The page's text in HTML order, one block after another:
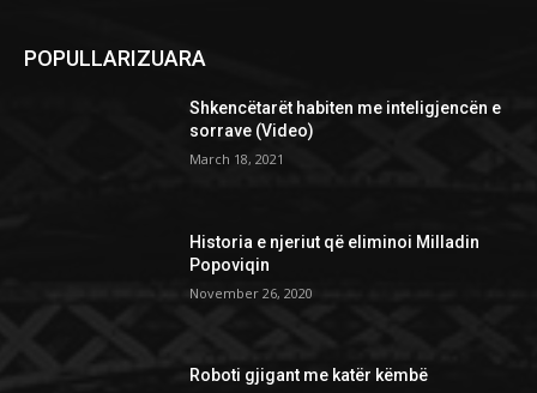
POPULLARIZUARA
Shkencëtarët habiten me inteligjencën e
sorrave (Video)
March 18, 2021
Historia e njeriut që eliminoi Milladin
Popoviqin
November 26, 2020
Roboti gjigant me katër këmbë